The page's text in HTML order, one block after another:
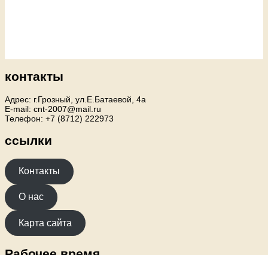
контакты
Адрес: г.Грозный, ул.Е.Батаевой, 4а
E-mail: cnt-2007@mail.ru
Телефон: +7 (8712) 222973
ссылки
Контакты
О нас
Карта сайта